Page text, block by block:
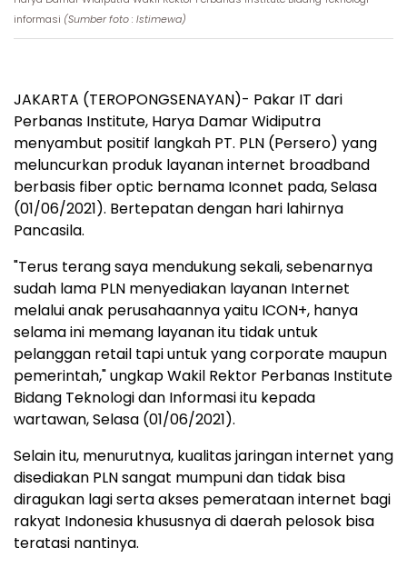
informasi (Sumber foto : Istimewa)
JAKARTA (TEROPONGSENAYAN)- Pakar IT dari
Perbanas Institute, Harya Damar Widiputra
menyambut positif langkah PT. PLN (Persero) yang
meluncurkan produk layanan internet broadband
berbasis fiber optic bernama Iconnet pada, Selasa
(01/06/2021). Bertepatan dengan hari lahirnya
Pancasila.
"Terus terang saya mendukung sekali, sebenarnya
sudah lama PLN menyediakan layanan Internet
melalui anak perusahaannya yaitu ICON+, hanya
selama ini memang layanan itu tidak untuk
pelanggan retail tapi untuk yang corporate maupun
pemerintah," ungkap Wakil Rektor Perbanas Institute
Bidang Teknologi dan Informasi itu kepada
wartawan, Selasa (01/06/2021).
Selain itu, menurutnya, kualitas jaringan internet yang
disediakan PLN sangat mumpuni dan tidak bisa
diragukan lagi serta akses pemerataan internet bagi
rakyat Indonesia khususnya di daerah pelosok bisa
teratasi nantinya.